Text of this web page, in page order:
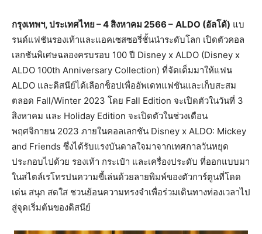
กรุงเทพฯ, ประเทศไทย–4 สิงหาคม 2566 – ALDO (อัลโด้) แบ
รนด์แฟชันรองเท้าและแอคเซสซอรี่ชั้นนำระดับโลก เปิดตัวคอล
เลกชันพิเศษฉลองครบรอบ 100 ปี Disney x ALDO (Disney x
ALDO 100th Anniversary Collection) ที่จัดเต็มมาให้แฟน
ALDO และดิสนีย์ได้เลือกช็อปเพื่ออัพเดทแฟชันและเก็บสะสม
ตลอด Fall/Winter 2023 โดย Fall Edition จะเปิดตัวในวันที่ 3
สิงหาคม และ Holiday Edition จะเปิดตัวในช่วงเดือน
พฤศจิกายน 2023 ภายในคอลเลกชัน Disney x ALDO: Mickey
and Friends ซึ่งได้รับแรงบันดาลใจมาจากเทศกาลวันหยุด
ประกอบไปด้วย รองเท้า กระเป๋า และเครื่องประดับ ที่ออกแบบมา
ในสไตล์เรโทรปนความขี้เล่นด้วยลายพิมพ์ของตัวการ์ตูนที่โดด
เด่น สนุก สดใส ชวนย้อนความทรงจำเพื่อร่วมเดินทางท่องเวลาไป
สู่จุดเริ่มต้นของดิสนีย์